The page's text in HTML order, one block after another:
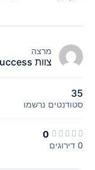
מרצה
צוות Success
35
סטודנטים נרשמו
0
0 דירוגים